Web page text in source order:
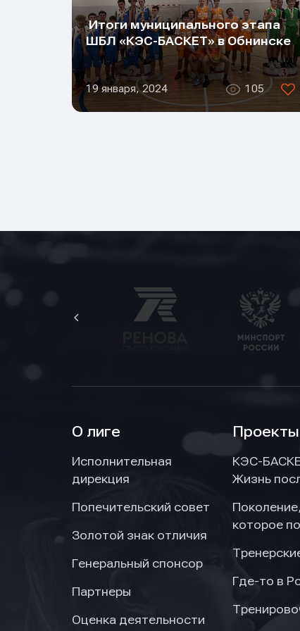
Итоги муниципального этапа
ШБЛ «КЭС-БАСКЕТ» в Обнинске
19 января, 2024 105
О лиге
Исполнительная
дирекция
Попечительский совет
Золотой знак отличия
Генеральный спонсор
Партнеры
Оценка деятельности
Проекты
КЭС-
Жизнь
Поколение,
которое
Где-то в